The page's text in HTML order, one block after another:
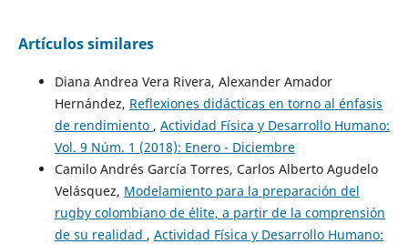
Artículos similares
Diana Andrea Vera Rivera, Alexander Amador
Hernández, Reflexiones didácticas en torno al énfasis
de rendimiento , Actividad Física y Desarrollo Humano:
Vol. 9 Núm. 1 (2018): Enero - Diciembre
Camilo Andrés García Torres, Carlos Alberto Agudelo
Velásquez, Modelamiento para la preparación del
rugby colombiano de élite, a partir de la comprensión
de su realidad , Actividad Física y Desarrollo Humano: